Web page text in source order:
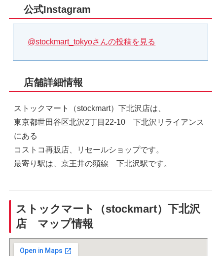
公式Instagram
@stockmart_tokyoさんの投稿を見る
店舗詳細情報
ストックマート（stockmart）下北沢店は、
東京都世田谷区北沢2丁目22-10 下北沢リライアンス
にある
コストコ再販店、リセールショップです。
最寄り駅は、京王井の頭線 下北沢駅です。
ストックマート（stockmart）下北沢
店 マップ情報